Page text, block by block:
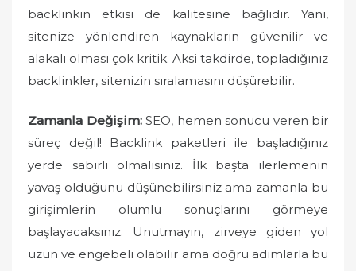
backlinkin etkisi de kalitesine bağlıdır. Yani,
sitenize yönlendiren kaynakların güvenilir ve
alakalı olması çok kritik. Aksi takdirde, topladığınız
backlinkler, sitenizin sıralamasını düşürebilir.
Zamanla Değişim:SEO, hemen sonucu veren bir
süreç değil! Backlink paketleri ile başladığınız
yerde sabırlı olmalısınız. İlk başta ilerlemenin
yavaş olduğunu düşünebilirsiniz ama zamanla bu
girişimlerin olumlu sonuçlarını görmeye
başlayacaksınız. Unutmayın, zirveye giden yol
uzun ve engebeli olabilir ama doğru adımlarla bu